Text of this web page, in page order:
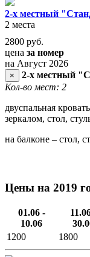
2-х местный
2 места
2800 руб.
цена за номер
на Август 2026
×
2-х местный
Кол-во мест: 2
двуспальная
зеркалом, стол,
на балконе – стол,
Цены на 2019
01.06 -
10.06
1200
1800